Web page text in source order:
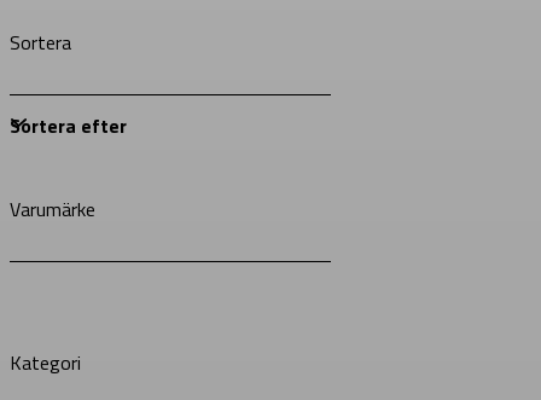
Sortera
Varumärke
Kategori